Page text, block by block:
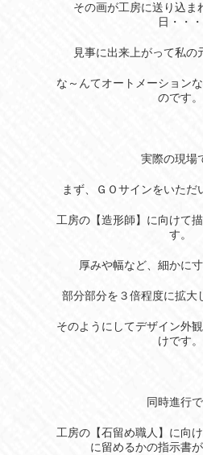
その画が工房に送り込ま
日・・・
見事に出来上がって私の
な～んてオートメーション
のです。
実際の現場
まず、ＧＯサインをいただ
工房の【造形師】に向けて
す。
厚みや幅など、細かに
部分部分を３倍程度に拡大
そのようにしてデザイン外
けです。
同時進行で
工房の【石留め職人】に向
に留めるかの指示書が